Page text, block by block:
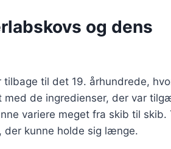
og dens
til det 19. århundrede,
de ingredienser, der var
variere meget fra skib til skib.
der kunne holde sig længe.